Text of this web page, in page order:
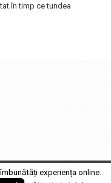
în timp ce tundea
experiența online.